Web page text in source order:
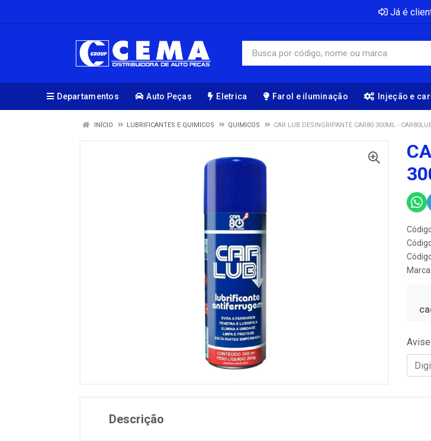
Já é
Departamentos Auto Peças Eletrica Farol e iluminação Injeção e
INÍCIO LUBRIFICANTES E QUIMICOS QUIMICOS CAR LUB DESINGRIPANTE CAR80 300ML -
Marca:
Descrição